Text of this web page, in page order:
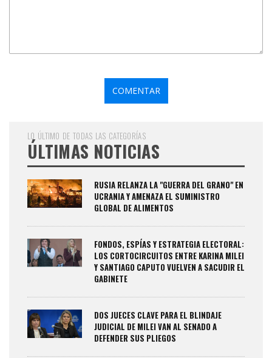
LO ÚLTIMO DE TODAS LAS CATEGORÍAS
ÚLTIMAS NOTICIAS
RUSIA RELANZA LA "GUERRA DEL GRANO" EN
UCRANIA Y AMENAZA EL SUMINISTRO
GLOBAL DE ALIMENTOS
FONDOS, ESPÍAS Y ESTRATEGIA ELECTORAL:
LOS CORTOCIRCUITOS ENTRE KARINA MILEI
Y SANTIAGO CAPUTO VUELVEN A SACUDIR EL
GABINETE
DOS JUECES CLAVE PARA EL BLINDAJE
JUDICIAL DE MILEI VAN AL SENADO A
DEFENDER SUS PLIEGOS